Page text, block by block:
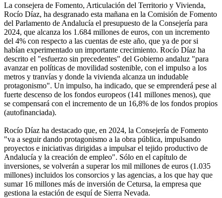
La consejera de Fomento, Articulación del Territorio y Vivienda,
Rocío Díaz, ha desgranado esta mañana en la Comisión de Fomento
del Parlamento de Andalucía el presupuesto de la Consejería para
2024, que alcanza los 1.684 millones de euros, con un incremento
del 4% con respecto a las cuentas de este año, que ya de por si
habían experimentado un importante crecimiento. Rocío Díaz ha
descrito el "esfuerzo sin precedentes" del Gobierno andaluz "para
avanzar en políticas de movilidad sostenible, con el impulso a los
metros y tranvías y donde la vivienda alcanza un indudable
protagonismo". Un impulso, ha indicado, que se emprenderá pese al
fuerte descenso de los fondos europeos (141 millones menos), que
se compensará con el incremento de un 16,8% de los fondos propios
(autofinanciada).
Rocío Díaz ha destacado que, en 2024, la Consejería de Fomento
"va a seguir dando protagonismo a la obra pública, impulsando
proyectos e iniciativas dirigidas a impulsar el tejido productivo de
Andalucía y la creación de empleo". Sólo en el capítulo de
inversiones, se volverán a superar los mil millones de euros (1.035
millones) incluidos los consorcios y las agencias, a los que hay que
sumar 16 millones más de inversión de Cetursa, la empresa que
gestiona la estación de esquí de Sierra Nevada.